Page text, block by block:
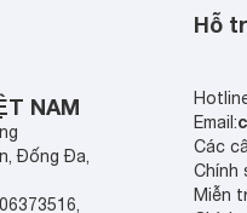
năng AI hàng đầu, đáp
của một thiết bị doanh
NAM
Đống Đa,
Hỗ
Email:
Các
Chính
Miễn